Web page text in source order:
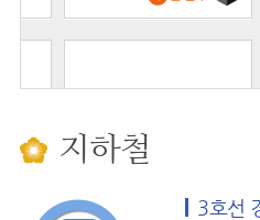
지하철
3호선